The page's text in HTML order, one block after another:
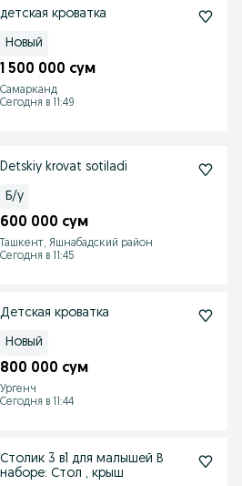
детская кроватка
Новый
1 500 000 сум
Самарканд
Сегодня в 11:49
Detskiy krovat sotiladi
Б/у
600 000 сум
Ташкент, Яшнабадский район
Сегодня в 11:45
Детская кроватка
Новый
800 000 сум
Ургенч
Сегодня в 11:44
Столик 3 в1 для малышей В
наборе: Стол , крыш